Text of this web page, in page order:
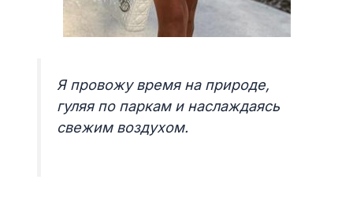
Я провожу время на природе,
гуляя по паркам и наслаждаясь
свежим воздухом.